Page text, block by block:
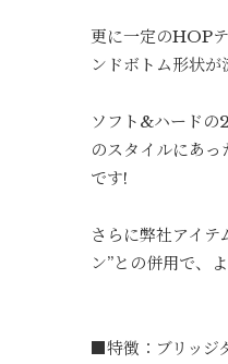
更に一定のHOP
ンドボトム形状
ソフト&ハードの
のスタイルにあ
です!
さらに弊社アイテ
ン”との併用で、
■特徴：ブリッジ